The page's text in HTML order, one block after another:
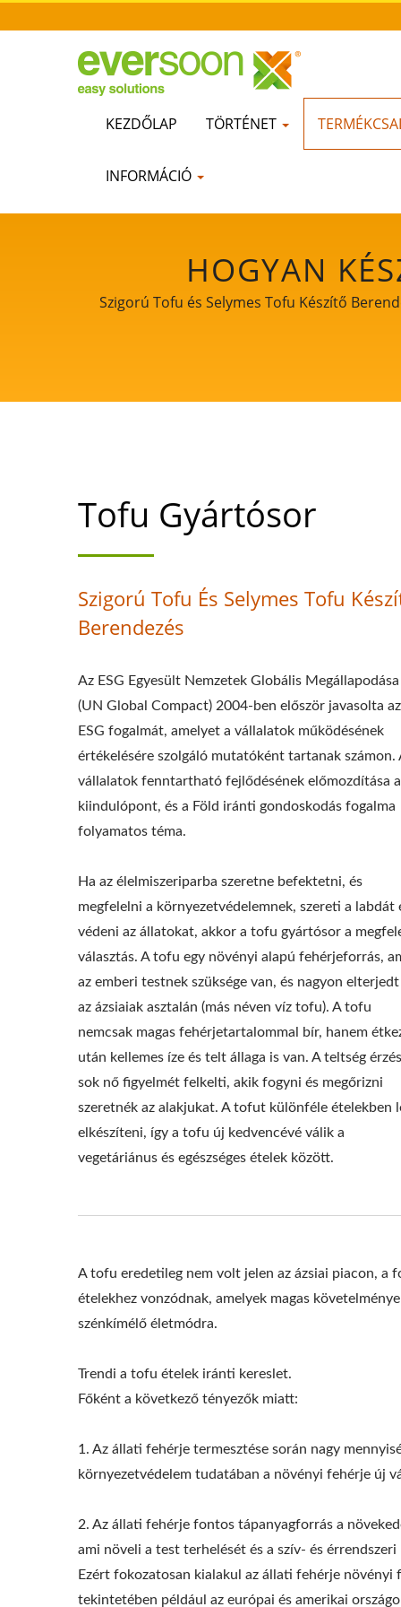
KEZDŐLAP TÖRTÉNET
INFORMÁCIÓ
HOGYAN
KÉSZÍTÉSE, TOFU
GYÁRTÁSI
MÓDSZER, TOFU
AUTOMATIKUS
KÖNNYŰ
GYÁRTÁS,
SZÓJA TEJ ÉS
GYÁR, TOFU GÉP,
GÉP GYÁRTÓJA,
KÉSZÍTÉS, TOFU
TOFU KÉSZÍTŐ
TOFU GYÁRTÓ
GYÁRTÓ
GYÁRTÓ GYÁR,
TOFUMAKER,
ZÖLDSÉG TOFU
AUTOMATIKUS
AKI A
Szigorú Tofu és Selymes Tofu Készítő
Tofu Gyártósor
Szigorú Tofu És Selymes Tofu
Berendezés
Az ESG Egyesült Nemzetek Globális Megállapodása
(UN Global Compact) 2004-ben először javasolta az
ESG fogalmát, amelyet a vállalatok működésének
értékelésére szolgáló mutatóként tartanak számon.
vállalatok fenntartható fejlődésének előmozdítása a
kiindulópont, és a Föld iránti gondoskodás fogalma
folyamatos téma.
Ha az élelmiszeriparba szeretne befektetni, és
megfelelni a környezetvédelemnek, szereti a labdát
védeni az állatokat, akkor a tofu gyártósor a
választás. A tofu egy növényi alapú fehérjeforrás,
az emberi testnek szüksége van, és nagyon elterjedt
az ázsiaiak asztalán (más néven víz tofu). A tofu
nemcsak magas fehérjetartalommal bír, hanem
után kellemes íze és telt állaga is van. A teltség
sok nő figyelmét felkelti, akik fogyni és megőrizni
szeretnék az alakjukat. A tofut különféle ételekben
elkészíteni, így a tofu új kedvencévé válik a
vegetáriánus és egészséges ételek között.
A tofu eredetileg nem volt jelen az ázsiai piacon, a
ételekhez vonzódnak, amelyek magas
szénkímélő életmódra.
Trendi a tofu ételek iránti kereslet.
Főként a következő tényezők miatt:
1. Az állati fehérje termesztése során nagy
környezetvédelem tudatában a növényi fehérje új
2. Az állati fehérje fontos tápanyagforrás a
ami növeli a test terhelését és a szív- és érrendszeri
Ezért fokozatosan kialakul az állati fehérje
tekintetében például az európai és amerikai
Automatikus Tofu Gyártósor